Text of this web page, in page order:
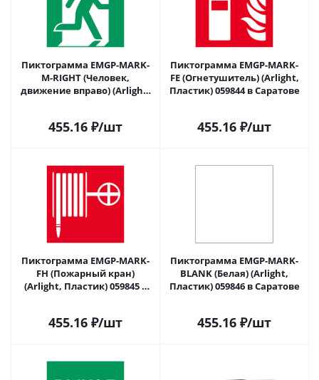
Пиктограмма EMGP-MARK-
M-RIGHT (Человек,
движение вправо) (Arlight,
455.16 ₽/шт
Пиктограмма EMGP-MARK-
FE (Огнетушитель) (Arlight,
Пластик) 059844 в Саратове
455.16 ₽/шт
Пиктограмма EMGP-MARK-
FH (Пожарный кран)
(Arlight, Пластик) 059845 в
455.16 ₽/шт
Пиктограмма EMGP-MARK-
BLANK (Белая) (Arlight,
Пластик) 059846 в Саратове
455.16 ₽/шт